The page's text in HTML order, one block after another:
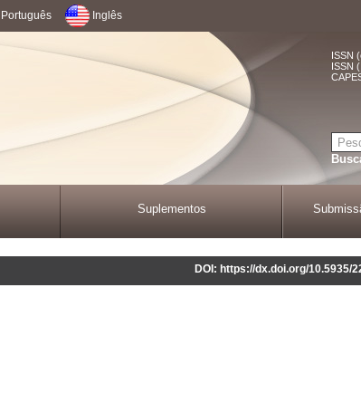
Português Inglês
ISSN
ISSN
Suplementos
DOI: https://dx.doi.org/10.5935/